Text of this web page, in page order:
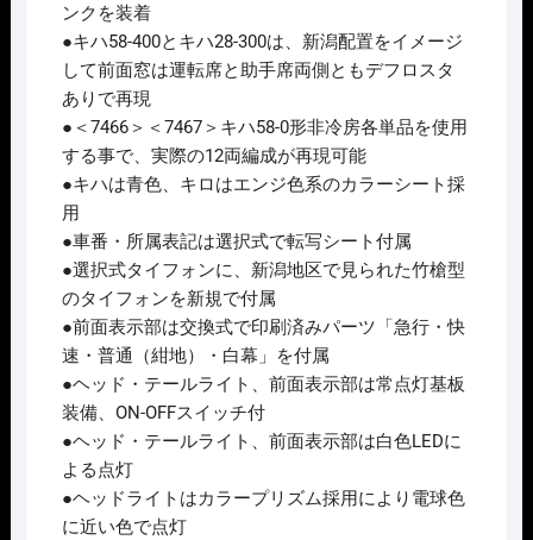
(6
両)
2026
年
11
月
予
定
個
ンクを装着
●キハ58-400とキハ28-300は、新潟配置をイメージ
して前面窓は運転席と助手席両側ともデフロスタ
ありで再現
●＜7466＞＜7467＞キハ58-0形非冷房各単品を使用
する事で、実際の12両編成が再現可能
●キハは青色、キロはエンジ色系のカラーシート採
用
●車番・所属表記は選択式で転写シート付属
●選択式タイフォンに、新潟地区で見られた竹槍型
のタイフォンを新規で付属
●前面表示部は交換式で印刷済みパーツ「急行・快
速・普通（紺地）・白幕」を付属
●ヘッド・テールライト、前面表示部は常点灯基板
装備、ON-OFFスイッチ付
●ヘッド・テールライト、前面表示部は白色LEDに
よる点灯
●ヘッドライトはカラープリズム採用により電球色
に近い色で点灯